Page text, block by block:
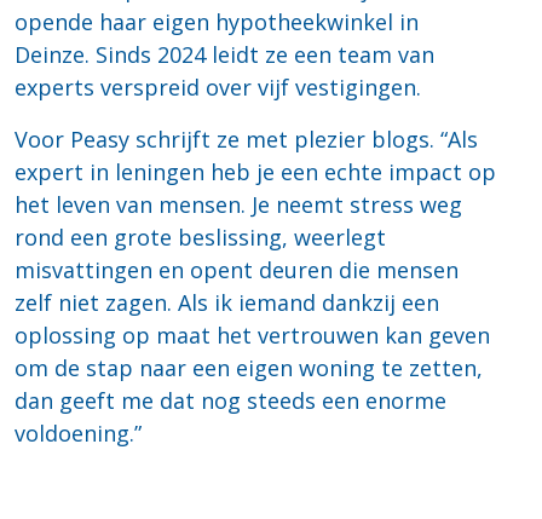
opende haar eigen hypotheekwinkel in
Deinze. Sinds 2024 leidt ze een team van
experts verspreid over vijf vestigingen.
Voor Peasy schrijft ze met plezier blogs. “Als
expert in leningen heb je een echte impact op
het leven van mensen. Je neemt stress weg
rond een grote beslissing, weerlegt
misvattingen en opent deuren die mensen
zelf niet zagen. Als ik iemand dankzij een
oplossing op maat het vertrouwen kan geven
om de stap naar een eigen woning te zetten,
dan geeft me dat nog steeds een enorme
voldoening.”